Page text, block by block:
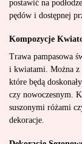
postawić na
pędów i dostępnej
Kompozycje
Trawa pampasowa
i kwiatami. Można z
które będą
czy nowoczesnym.
suszonymi różami
dekoracje.